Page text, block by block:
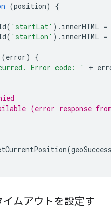
(position)
{
( 'startLat' ). innerHTML =
( 'startLon' ). innerHTML =
(error)
{
Error code: ' +
(error response
(
ムアウトを設定す